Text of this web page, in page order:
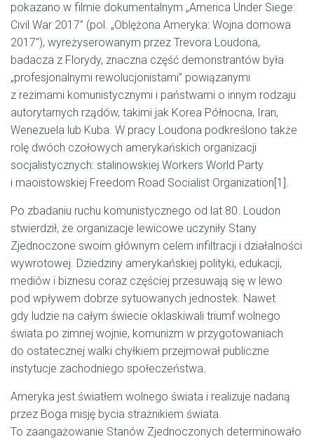
pokazano w filmie dokumentalnym „America Under Siege:
Civil War 2017” (pol. „Oblężona Ameryka: Wojna domowa
2017”), wyreżyserowanym przez Trevora Loudona,
badacza z Florydy, znaczna część demonstrantów była
„profesjonalnymi rewolucjonistami” powiązanymi
z reżimami komunistycznymi i państwami o innym rodzaju
autorytarnych rządów, takimi jak Korea Północna, Iran,
Wenezuela lub Kuba. W pracy Loudona podkreślono także
rolę dwóch czołowych amerykańskich organizacji
socjalistycznych: stalinowskiej Workers World Party
i maoistowskiej Freedom Road Socialist Organization[1].
Po zbadaniu ruchu komunistycznego od lat 80. Loudon
stwierdził, że organizacje lewicowe uczyniły Stany
Zjednoczone swoim głównym celem infiltracji i działalności
wywrotowej. Dziedziny amerykańskiej polityki, edukacji,
mediów i biznesu coraz częściej przesuwają się w lewo
pod wpływem dobrze sytuowanych jednostek. Nawet
gdy ludzie na całym świecie oklaskiwali triumf wolnego
świata po zimnej wojnie, komunizm w przygotowaniach
do ostatecznej walki chyłkiem przejmował publiczne
instytucje zachodniego społeczeństwa.
Ameryka jest światłem wolnego świata i realizuje nadaną
przez Boga misję bycia strażnikiem świata.
To zaangażowanie Stanów Zjednoczonych determinowało